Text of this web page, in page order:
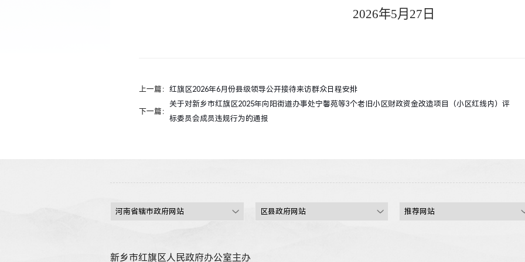
2026年5月 27 日
上一篇： 红旗区2026年6月份县级领导公开接待来访群众日程安排
下一篇：
关于对新乡市红旗区2025年向阳街道办事处宁馨苑等3个老旧小区财政资金改造项目（小区红线内）评
标委员会成员违规行为的通报
新乡市红旗区人民政府办公室主办